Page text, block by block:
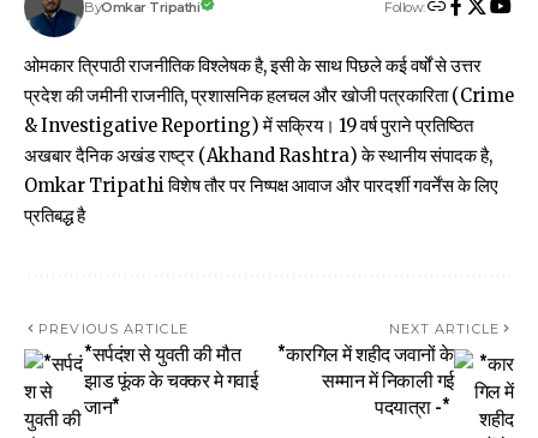
ByOmkar Tripathi Follow:
ओमकार त्रिपाठी राजनीतिक विश्लेषक है, इसी के साथ पिछले कई वर्षों से उत्तर
प्रदेश की जमीनी राजनीति, प्रशासनिक हलचल और खोजी पत्रकारिता (Crime
& Investigative Reporting) में सक्रिय। 19 वर्ष पुराने प्रतिष्ठित
अखबार दैनिक अखंड राष्ट्र (Akhand Rashtra) के स्थानीय संपादक है,
Omkar Tripathi विशेष तौर पर निष्पक्ष आवाज और पारदर्शी गवर्नेंस के लिए
प्रतिबद्ध है
PREVIOUS ARTICLE
*सर्पदंश से युवती की मौत
झाड फूंक के चक्कर मे गवाई
जान*
NEXT ARTICLE
*कारगिल में शहीद जवानों के
सम्मान में निकाली गई
पदयात्रा -*